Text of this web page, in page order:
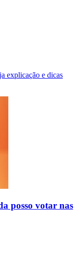
explicação e dicas
posso votar nas